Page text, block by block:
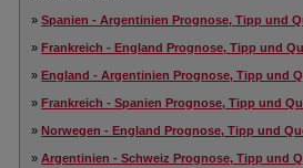
»Spanien - Argentinien Prognose, Tipp und
»Frankreich - England Prognose, Tipp und
»England - Argentinien Prognose, Tipp und
»Frankreich - Spanien Prognose, Tipp und
»Norwegen - England Prognose, Tipp und
»Argentinien - Schweiz Prognose, Tipp und